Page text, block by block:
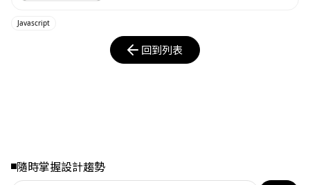
Javascript
回到列表
隨時掌握設計趨勢